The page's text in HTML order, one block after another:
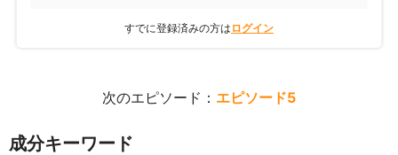
すでに登録済みの方は ログイン
次のエピソード： エピソード5
成分キーワード